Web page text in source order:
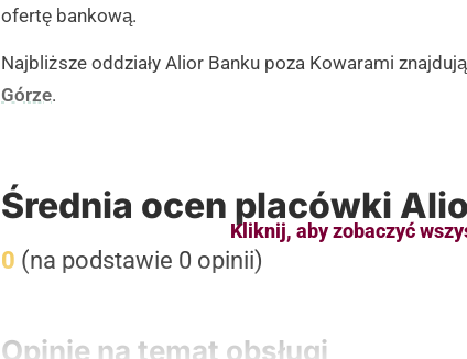
ofertę bankową.
Najbliższe oddziały Alior Banku poza Kowarami
Górze.
Średnia ocen placówki
0 (na podstawie 0 opinii)
Opinie na temat obsługi
Kliknij, aby zobaczyć